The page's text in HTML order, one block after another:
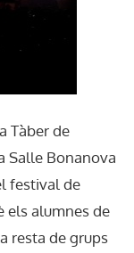
Tàber de
Salle Bonanova
festival de
els alumnes de
resta de grups